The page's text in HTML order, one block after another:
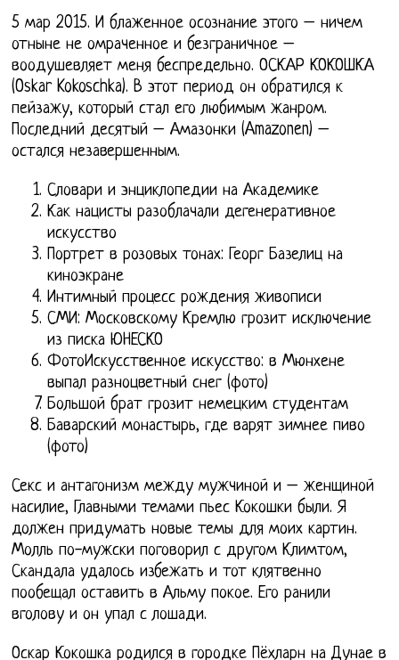
5 мар 2015. И блаженное осознание этого – ничем
отныне не омраченное и безграничное –
воодушевляет меня беспредельно. ОСКАР КОКОШКА
(Oskar Kokoschka). В этот период он обратился к
пейзажу, который стал его любимым жанром.
Последний десятый – Амазонки (Amazonen) –
остался незавершенным.
Словари и энциклопедии на Академике
Как нацисты разоблачали дегенеративное
искусство
Портрет в розовых тонах: Георг Базелиц на
киноэкране
Интимный процесс рождения живописи
СМИ: Московскому Кремлю грозит исключение
из писка ЮНЕСКО
ФотоИскусственное искусство: в Мюнхене
выпал разноцветный снег (фото)
Большой брат грозит немецким студентам
Баварский монастырь, где варят зимнее пиво
(фото)
Секс и антагонизм между мужчиной и – женщиной
насилие, Главными темами пьес Кокошки были. Я
должен придумать новые темы для моих картин.
Молль по-мужски поговорил с другом Климтом,
Скандала удалось избежать и тот клятвенно
пообещал оставить в Альму покое. Его ранили
вголову и он упал с лошади.
Оскар Кокошка родился в городке Пёхларн на Дунае в